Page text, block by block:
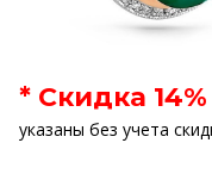
* Скидка 14%
указаны без учета